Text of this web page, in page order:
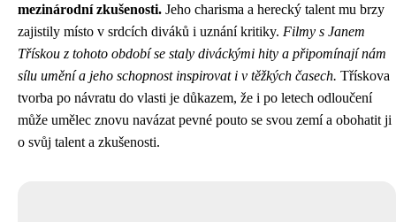
mezinárodní zkušenosti. Jeho charisma a herecký talent mu brzy
zajistily místo v srdcích diváků i uznání kritiky. Filmy s Janem
Třískou z tohoto období se staly diváckými hity a připomínají nám
sílu umění a jeho schopnost inspirovat i v těžkých časech. Třískova
tvorba po návratu do vlasti je důkazem, že i po letech odloučení
může umělec znovu navázat pevné pouto se svou zemí a obohatit ji
o svůj talent a zkušenosti.